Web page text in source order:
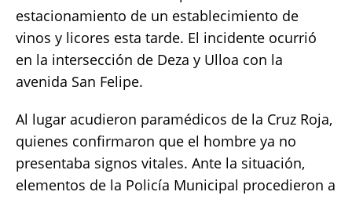
estacionamiento de un establecimiento de
vinos y licores esta tarde. El incidente ocurrió
en la intersección de Deza y Ulloa con la
avenida San Felipe.
Al lugar acudieron paramédicos de la Cruz Roja,
quienes confirmaron que el hombre ya no
presentaba signos vitales. Ante la situación,
elementos de la Policía Municipal procedieron a